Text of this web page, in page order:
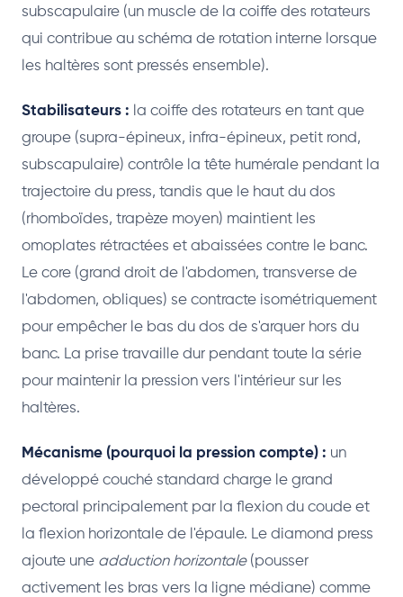
subscapulaire (un muscle de la coiffe des rotateurs
qui contribue au schéma de rotation interne lorsque
les haltères sont pressés ensemble).
Stabilisateurs : la coiffe des rotateurs en tant que
groupe (supra-épineux, infra-épineux, petit rond,
subscapulaire) contrôle la tête humérale pendant la
trajectoire du press, tandis que le haut du dos
(rhomboïdes, trapèze moyen) maintient les
omoplates rétractées et abaissées contre le banc.
Le core (grand droit de l'abdomen, transverse de
l'abdomen, obliques) se contracte isométriquement
pour empêcher le bas du dos de s'arquer hors du
banc. La prise travaille dur pendant toute la série
pour maintenir la pression vers l'intérieur sur les
haltères.
Mécanisme (pourquoi la pression compte) : un
développé couché standard charge le grand
pectoral principalement par la flexion du coude et
la flexion horizontale de l'épaule. Le diamond press
ajoute une adduction horizontale(pousser
activement les bras vers la ligne médiane) comme